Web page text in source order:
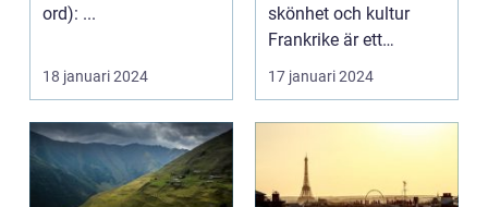
ord): ...
18 januari 2024
skönhet och kultur
Frankrike är ett
fantastiskt land som
17 januari 2024